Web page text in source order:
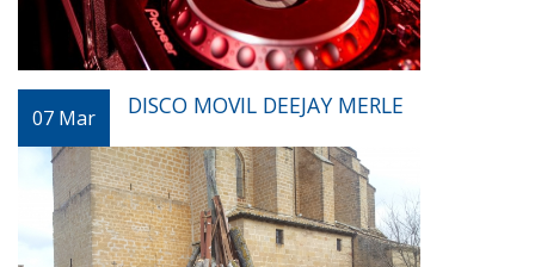
07 Mar DISCO MOVIL DEEJAY MERLE